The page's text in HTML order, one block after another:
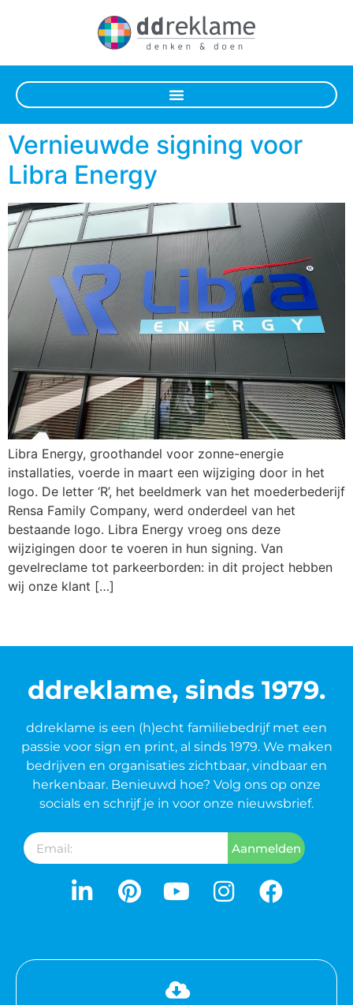
Vernieuwde signing voor
Libra Energy
Libra Energy, groothandel voor zonne-energie
installaties, voerde in maart een wijziging door in het
logo. De letter ‘R’, het beeldmerk van het moederbederijf
Rensa Family Company, werd onderdeel van het
bestaande logo. Libra Energy vroeg ons deze
wijzigingen door te voeren in hun signing. Van
gevelreclame tot parkeerborden: in dit project hebben
wij onze klant […]
ddreklame, sinds 1979.
ddreklame is een (h)echt familiebedrijf met een
passie voor sign en print, al sinds 1979. We maken
bedrijven en organisaties zichtbaar, vindbaar en
herkenbaar. Benieuwd hoe? Volg ons op onze
socials en schrijf je in voor onze nieuwsbrief.
Aanmelden